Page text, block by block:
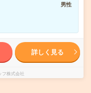
男性
詳しく見る
株式会社